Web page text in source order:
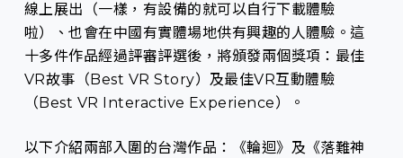
線上展出（一樣，有設備的就可以自行下載體驗
啦）、也會在中國有實體場地供有興趣的人體驗。這
十多件作品經過評審評選後，將頒發兩個獎項：最佳
VR故事（Best VR Story）及最佳VR互動體驗
（Best VR Interactive Experience）。
以下介紹兩部入圍的台灣作品：《輪迴》及《落難神